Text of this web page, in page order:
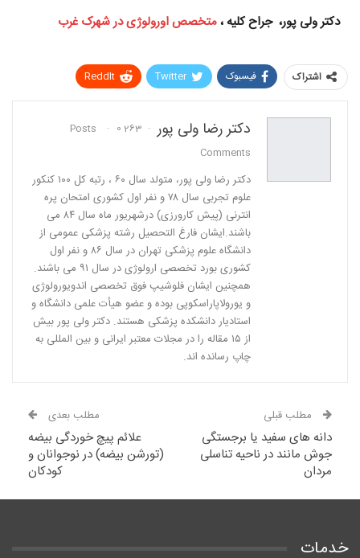
دکتر ولی پور، جراح کلیه ،متخصص اورولوژی در شهرک غرب
اشتراک فیسبوک Twitter
ReddIt
Linkedin
دکتر رضا ولی پور 263 Posts
0
Comments
دكتر رضا ولی پور، متولد سال ٦٠ ، رتبه كل ١٠٠ كنكور
علوم تجربی سال ٧٨ و نفر اول كشوری امتحان پره
انترنی (پیش كارورزی) درشهریور ماه سال ٨٤ می
باشند.ایشان فارغ التحصیل رشته پزشكی عمومی از
دانشگاه علوم پزشكی تهران در سال ٨٦ و نفر اول
كشوری بورد تخصصی ارولوژی در سال ٩١ می باشند.
همچنین ایشان فلوشیپ فوق تخصصی اندویورولوژی
و یورولاپاراسكوپی بوده و عضو هیأت علمی دانشگاه و
استادیار دانشكده پزشكی هستند. دکتر ولی پور بیش
از ١٥ مقاله را در مجلات معتبر ایرانی و بین المللی به
چاپ رسانده اند.
مطلب قبلی
دانه های سفید یا برجستگی
جوش مانند در ناحیه تناسلی
مردان
مطلب بعدی
علائم پیچ خوردگی بیضه
(تورشن بیضه) در نوجوانان و
کودکان
خدمات